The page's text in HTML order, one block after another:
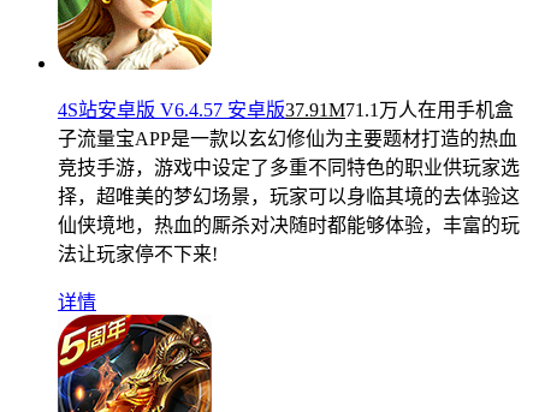
4S站安卓版 V6.4.57 安卓版37.91M71.1万人在用手机盒
子流量宝APP是一款以玄幻修仙为主要题材打造的热血
竞技手游，游戏中设定了多重不同特色的职业供玩家选
择，超唯美的梦幻场景，玩家可以身临其境的去体验这
仙侠境地，热血的厮杀对决随时都能够体验，丰富的玩
法让玩家停不下来!
详情